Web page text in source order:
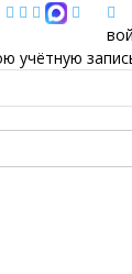
учётную